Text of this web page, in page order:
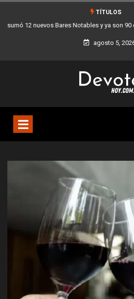
TÍTULOS
Los stands móviles de la Ciudad llegan
agosto 5,